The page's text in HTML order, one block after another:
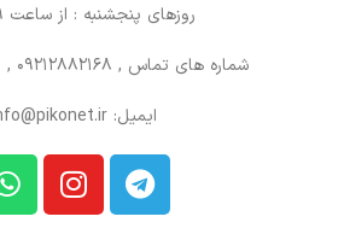
روزهای پنجشنبه : از ساعت 9 تا 14
شماره های تماس , 09212882168 , 09352266546
ایمیل: info@pikonet.ir